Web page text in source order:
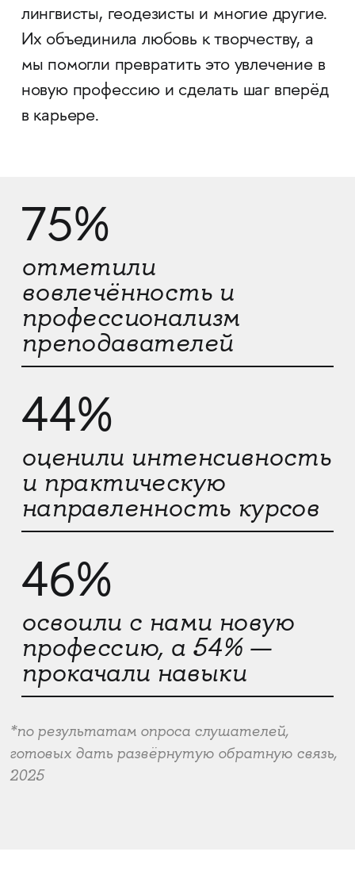
лингвисты, геодезисты и многие другие.
Их объединила любовь к творчеству, а
мы помогли превратить это увлечение в
новую профессию и сделать шаг вперёд
в карьере.
75%
отметили
вовлечённость и
профессионализм
преподавателей
44%
оценили интенсивность
и практическую
направленность курсов
46%
освоили с нами новую
профессию, а 54% —
прокачали навыки
*по результатам опроса слушателей,
готовых дать развёрнутую обратную связь,
2025